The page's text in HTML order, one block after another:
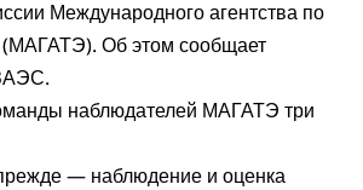
Международного агентства по
(МАГАТЭ). Об этом сообщает
наблюдателей МАГАТЭ три
— наблюдение и оценка